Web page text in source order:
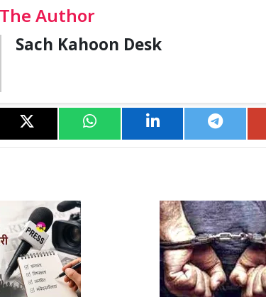
Author
Sach Kahoon Desk